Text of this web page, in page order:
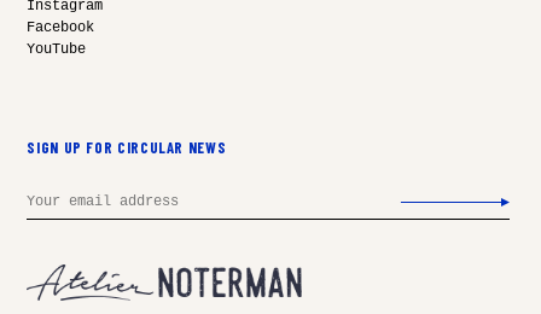
Instagram
Facebook
YouTube
SIGN UP FOR CIRCULAR NEWS
Email